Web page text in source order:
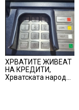
ХРВАТИТЕ ЖИВЕАТ
НА КРЕДИТИ,
Хрватската народна